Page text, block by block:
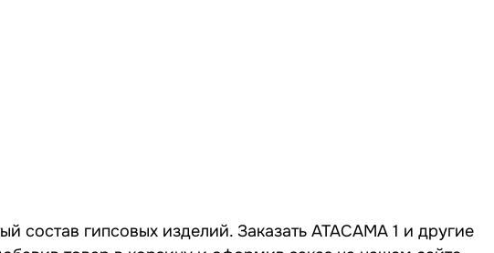
состав гипсовых изделий. Заказать ATACAMA 1 и другие